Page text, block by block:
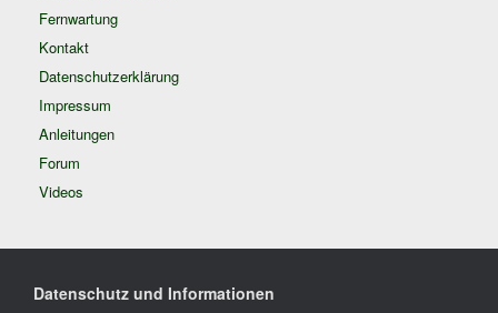
Fernwartung
Kontakt
Datenschutzerklärung
Impressum
Anleitungen
Forum
Videos
Datenschutz und Informationen